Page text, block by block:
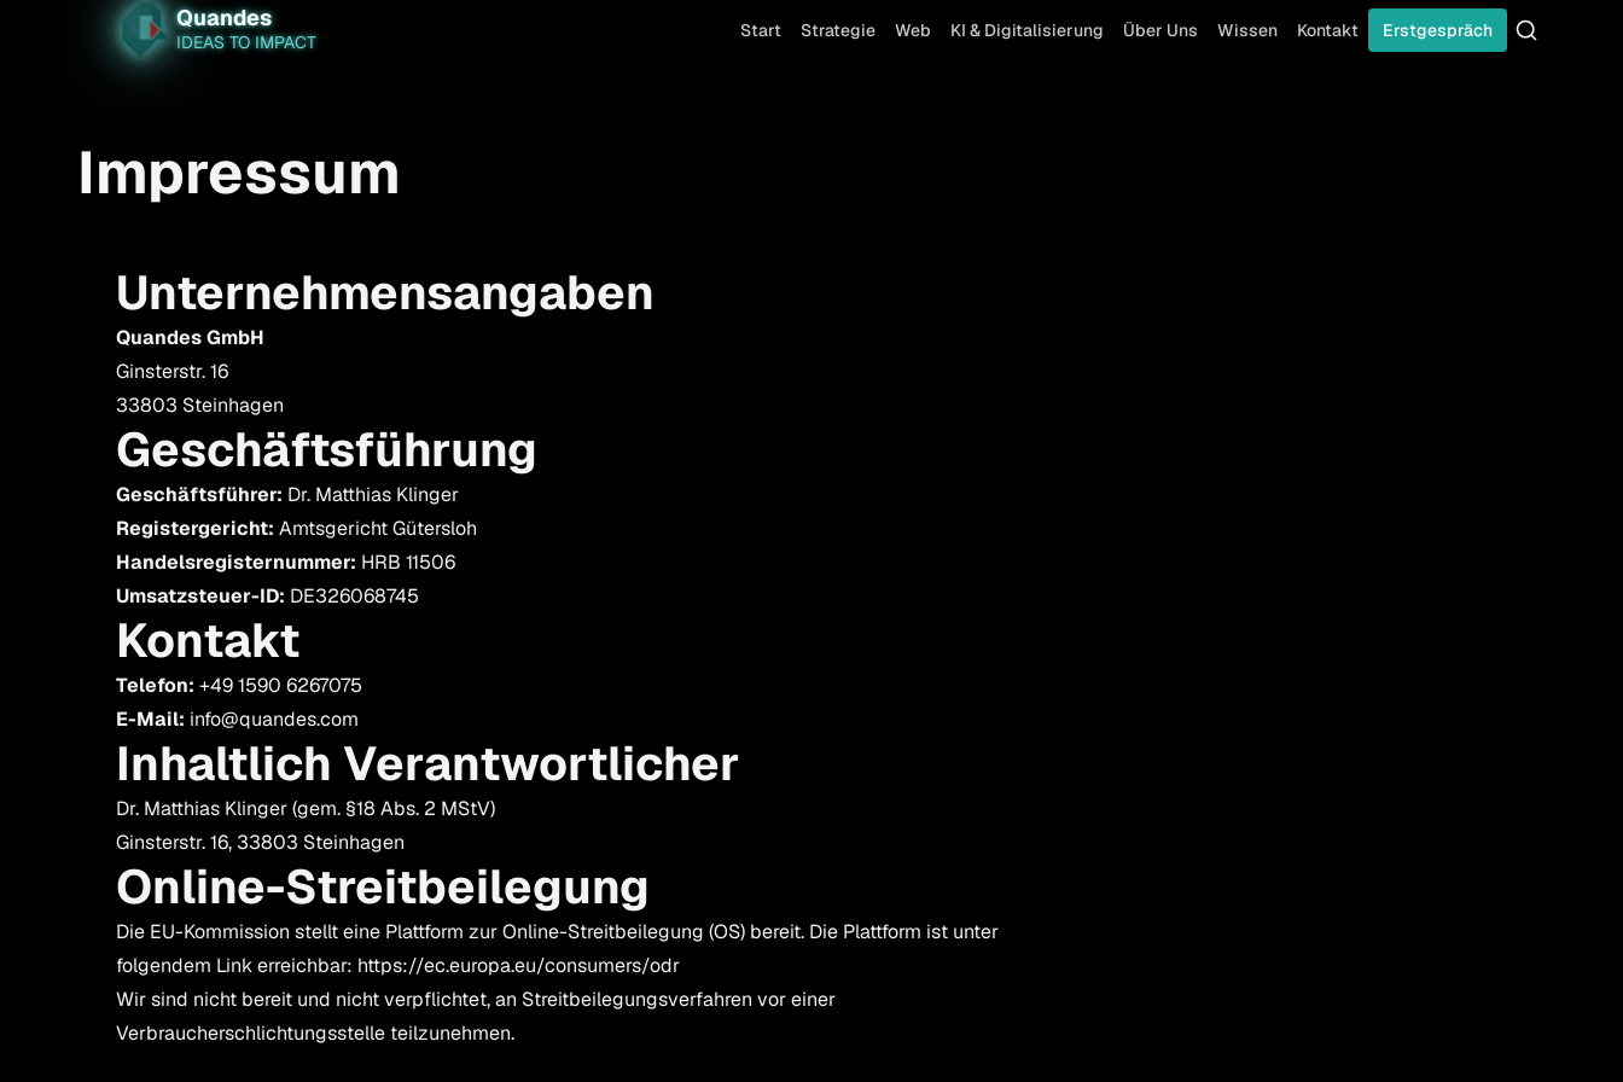
Quandes
IDEAS TO IMPACT
Start Strategie Web KI & Digitalisierung Über Uns Wissen Kontakt Erstgespräch
Suche
Impressum
Unternehmensangaben
Quandes GmbH
Ginsterstr. 16
33803 Steinhagen
Geschäftsführung
Geschäftsführer: Dr. Matthias Klinger
Registergericht: Amtsgericht Gütersloh
Handelsregisternummer: HRB 11506
Umsatzsteuer-ID: DE326068745
Kontakt
Telefon: +49 1590 6267075
E-Mail: info@quandes.com
Inhaltlich Verantwortlicher
Dr. Matthias Klinger (gem. §18 Abs. 2 MStV)
Ginsterstr. 16, 33803 Steinhagen
Online-Streitbeilegung
Die EU-Kommission stellt eine Plattform zur Online-Streitbeilegung (OS) bereit. Die Plattform ist unter
folgendem Link erreichbar: https://ec.europa.eu/consumers/odr
Wir sind nicht bereit und nicht verpflichtet, an Streitbeilegungsverfahren vor einer
Verbraucherschlichtungsstelle teilzunehmen.